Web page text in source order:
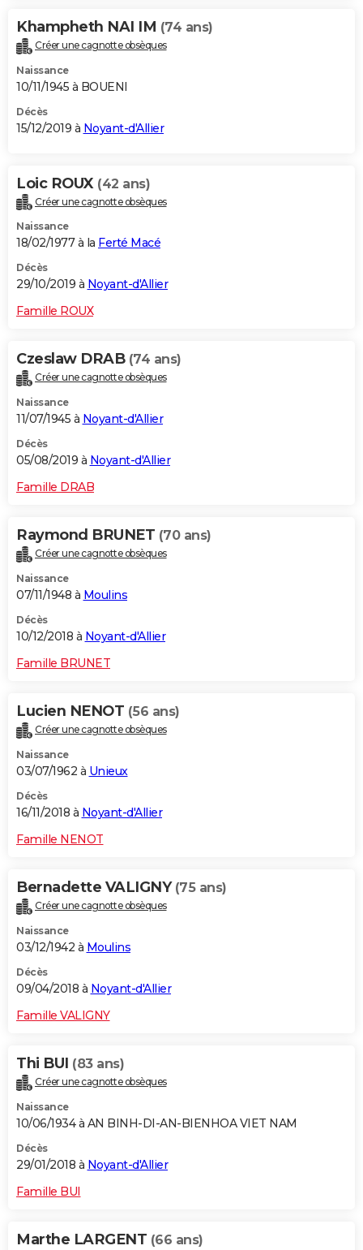
Khampheth NAI IM (74 ans)
Créer une cagnotte obsèques
Naissance
10/11/1945 à BOUENI
Décès
15/12/2019 à Noyant-d'Allier
Loic ROUX (42 ans)
Créer une cagnotte obsèques
Naissance
18/02/1977 à la Ferté Macé
Décès
29/10/2019 à Noyant-d'Allier
Famille ROUX
Czeslaw DRAB (74 ans)
Créer une cagnotte obsèques
Naissance
11/07/1945 à Noyant-d'Allier
Décès
05/08/2019 à Noyant-d'Allier
Famille DRAB
Raymond BRUNET (70 ans)
Créer une cagnotte obsèques
Naissance
07/11/1948 à Moulins
Décès
10/12/2018 à Noyant-d'Allier
Famille BRUNET
Lucien NENOT (56 ans)
Créer une cagnotte obsèques
Naissance
03/07/1962 à Unieux
Décès
16/11/2018 à Noyant-d'Allier
Famille NENOT
Bernadette VALIGNY (75 ans)
Créer une cagnotte obsèques
Naissance
03/12/1942 à Moulins
Décès
09/04/2018 à Noyant-d'Allier
Famille VALIGNY
Thi BUI (83 ans)
Créer une cagnotte obsèques
Naissance
10/06/1934 à AN BINH-DI-AN-BIENHOA VIET NAM
Décès
29/01/2018 à Noyant-d'Allier
Famille BUI
Marthe LARGENT (66 ans)